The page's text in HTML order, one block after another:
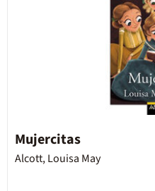
Mujercitas
Alcott, Louisa May